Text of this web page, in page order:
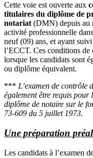
Cette voie est ouverte aux
titulaires du diplôme de
notariat (DMN) depuis au
activité professionnelle
neuf (09) ans, et ayant
l’ECCT. Ces conditions de
lorsque les candidats sont
ou diplôme équivalent.
*** L’examen de contrôle
également être requis pour
diplôme de notaire sur le
73-609 du 5 juillet 1973.
Une préparation
Les candidats à l’examen